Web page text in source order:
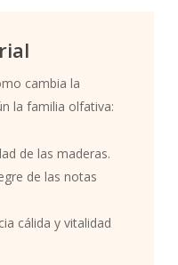
cambia la
la familia olfativa:
de las maderas.
de las notas
cálida y vitalidad